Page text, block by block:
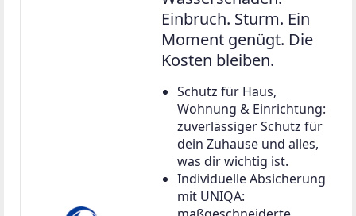
Einbruch. Sturm. Ein
Moment genügt. Die
Kosten bleiben.
Schutz für Haus,
Wohnung & Einrichtung:
zuverlässiger Schutz für
dein Zuhause und alles,
was dir wichtig ist.
Individuelle Absicherung
mit UNIQA: